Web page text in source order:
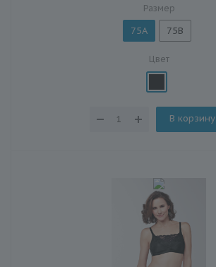
Размер
75A 75B
Цвет
В корзину